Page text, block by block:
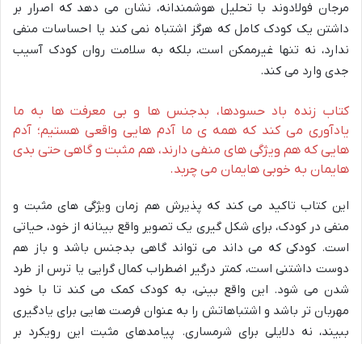
مرجان فولادوند با تحلیل هوشمندانه، نشان می دهد که اصرار بر
داشتن یک کودک کامل که هرگز اشتباه نمی کند یا احساسات منفی
ندارد، نه تنها غیرممکن است، بلکه به سلامت روان کودک آسیب
جدی وارد می کند.
کتاب زنده باد حسودها، بدجنس ها و بی معرفت ها به ما
یادآوری می کند که همه ی ما آدم هایی واقعی هستیم؛ آدم
هایی که هم ویژگی های منفی دارند، هم مثبت و گاهی حتی بدی
هایمان به خوبی هایمان می چربد.
این کتاب تاکید می کند که پذیرش هم زمان ویژگی های مثبت و
منفی در کودک، برای شکل گیری یک تصویر واقع بینانه از خود، حیاتی
است. کودکی که می داند می تواند گاهی بدجنس باشد و باز هم
دوست داشتنی است، کمتر درگیر اضطراب کمال گرایی یا ترس از طرد
شدن می شود. این واقع بینی، به کودک کمک می کند تا با خود
مهربان تر باشد و اشتباهاتش را به عنوان فرصت هایی برای یادگیری
ببیند، نه دلایلی برای شرمساری. پیامدهای مثبت این رویکرد بر